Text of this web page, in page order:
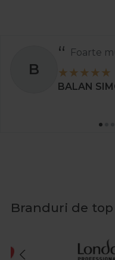
B
Foarte
BALAN
Branduri de top